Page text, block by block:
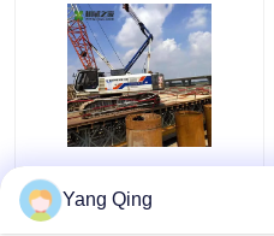
75ton benutzte zweite
Handraupenkräne
Zoomlion ZCC750V
Yang Qing